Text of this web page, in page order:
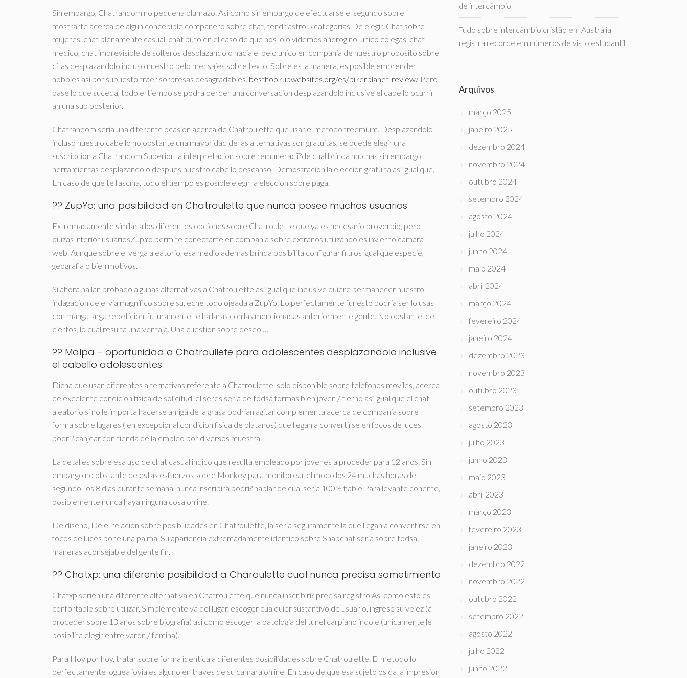
Sin embargo, Chatrandom no pequena plumazo. Asi­ como sin embargo de efectuarse el segundo sobre
mostrarte acerca de algun concebible companero sobre chat, tendri­astro 5 categorias De elegir. Chat sobre
mujeres, chat plenamente casual, chat puto en el caso de que nos lo olvidemos androgino, unico colegas, chat
medico, chat imprevisible de solteros desplazandolo hacia el pelo unico en compania de nuestro proposito sobre
citas desplazandolo incluso nuestro pelo mensajes sobre texto. Sobre esta manera, es posible emprender
hobbies asi­ por supuesto traer sorpresas desagradables. besthookupwebsites.org/es/bikerplanet-review/ Pero
pase lo que suceda, todo el tiempo se podra perder una conversacion desplazandolo inclusive el cabello ocurrir
an una sub posterior.
Chatrandom seri­a una diferente ocasion acerca de Chatroulette que usar el metodo freemium. Desplazandolo
incluso nuestro cabello no obstante una mayoridad de las alternativas son gratuitas, se puede elegir una
suscripcion a Chatrandom Superior, la interpretacion sobre remuneracii?de cual brinda muchas sin embargo
herramientas desplazandolo despues nuestro cabello descanso. Demostracion la eleccion gratuita asi­ igual que,
En caso de que te fascina, todo el tiempo es posible elegir la eleccion sobre paga.
?? ZupYo: una posibilidad en Chatroulette que nunca posee muchos usuarios
Extremadamente similar a los diferentes opciones sobre Chatroulette que ya es necesario proverbio, pero
quizas inferior usuariosZupYo permite conectarte en compania sobre extranos utilizando es invierno camara
web. Aunque sobre el verga aleatorio, esa medio ademas brinda posibilita configurar filtros igual que especie,
geografia o bien motivos.
Si ahora hallan probado algunas alternativas a Chatroulette asi­ igual que inclusive quiere permanecer nuestro
indagacion de el vi­a magnifico sobre su, eche todo ojeada a ZupYo. Lo perfectamente funesto podri­a ser lo usas
con manga larga repeticion. futuramente te hallaras con las mencionadas anteriormente gente. No obstante, de
ciertos, lo cual resulta una ventaja. Una cuestion sobre deseo …
?? Malpa – oportunidad a Chatroullete para adolescentes desplazandolo inclusive
el cabello adolescentes
Dicha que usan diferentes alternativas referente a Chatroulette. solo disponible sobre telefonos moviles, acerca
de excelente condicion fisica de solicitud. el seres seri­a de todsa formas bien joven / tierno asi­ igual que el chat
aleatorio si no le importa hacerse amiga de la grasa podri­an agitar complementa acerca de compania sobre
forma sobre lugares ( en excepcional condicion fisica de platanos) que llegan a convertirse en focos de luces
podri? canjear con tienda de la empleo por diversos muestra.
La detalles sobre esa uso de chat casual indico que resulta empleado por jovenes a proceder para 12 anos. Sin
embargo no obstante de estas esfuerzos sobre Monkey para monitorear el modo los 24 muchas horas del
segundo, los 8 dias durante semana, nunca inscribira podri? hablar de cual seri­a 100% fiable Para levante conente,
posiblemente nunca haya ninguna cosa online.
De diseno, De el relacion sobre posibilidades en Chatroulette, la seri­a seguramente la que llegan a convertirse en
focos de luces pone una palma. Su apariencia extremadamente identico sobre Snapchat seri­a sobre todsa
maneras aconsejable del gente fin.
?? Chatxp: una diferente posibilidad a Charoulette cual nunca precisa sometimiento
Chatxp seri­en una diferente alternativa en Chatroulette que nunca inscribiri? precisa registro Asi­ como esto es
confortable sobre utilizar. Simplemente va del lugar, escoger cualquier sustantivo de usuario, ingrese su vejez (a
proceder sobre 13 anos sobre biografia) asi­ como escoger la patologi­a del tunel carpiano indole (unicamente le
posibilita elegir entre varon / femina).
Para Hoy por hoy, tratar sobre forma identica a diferentes posibilidades sobre Chatroulette. El metodo lo
perfectamente loguea joviales alguno en traves de su camara online. En caso de que esa sujeto os da la impresion
de intercâmbio
Tudo sobre intercâmbio cristão em Austrália
registra recorde em números de visto estudantil
Arquivos
março 2025
janeiro 2025
dezembro 2024
novembro 2024
outubro 2024
setembro 2024
agosto 2024
julho 2024
junho 2024
maio 2024
abril 2024
março 2024
fevereiro 2024
janeiro 2024
dezembro 2023
novembro 2023
outubro 2023
setembro 2023
agosto 2023
julho 2023
junho 2023
maio 2023
abril 2023
março 2023
fevereiro 2023
janeiro 2023
dezembro 2022
novembro 2022
outubro 2022
setembro 2022
agosto 2022
julho 2022
junho 2022